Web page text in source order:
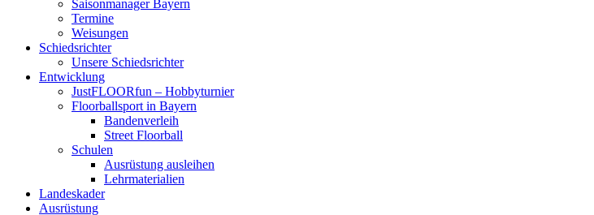
Saisonmanager Bayern
Termine
Weisungen
Schiedsrichter
Unsere Schiedsrichter
Entwicklung
JustFLOORfun – Hobbyturnier
Floorballsport in Bayern
Bandenverleih
Street Floorball
Schulen
Ausrüstung ausleihen
Lehrmaterialien
Landeskader
Ausrüstung